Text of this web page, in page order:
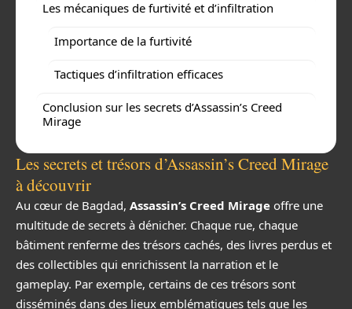
Les mécaniques de furtivité et d’infiltration
Importance de la furtivité
Tactiques d’infiltration efficaces
Conclusion sur les secrets d’Assassin’s Creed
Mirage
Les secrets et trésors d’Assassin’s Creed Mirage
à découvrir
Au cœur de Bagdad, Assassin’s Creed Mirage offre une
multitude de secrets à dénicher. Chaque rue, chaque
bâtiment renferme des trésors cachés, des livres perdus et
des collectibles qui enrichissent la narration et le
gameplay. Par exemple, certains de ces trésors sont
disséminés dans des lieux emblématiques tels que les